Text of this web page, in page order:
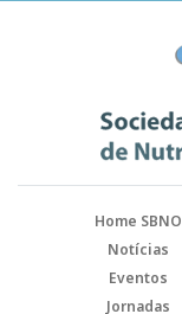
Home SBNO
Notícias
Eventos
Jornadas